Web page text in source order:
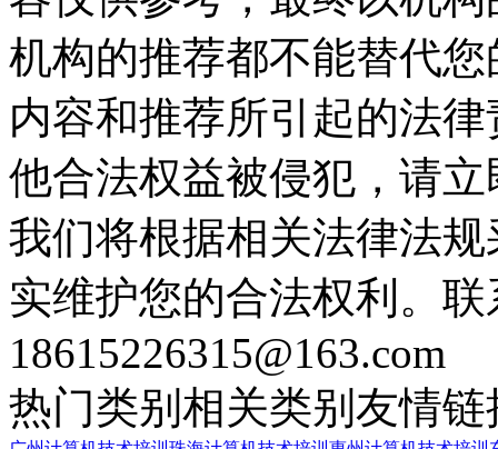
机构的推荐都不能替代
内容和推荐所引起的法
他合法权益被侵犯，请
我们将根据相关法律法
实维护您的合法权利。
18615226315@163.com
热门类别 相关类别 友情链